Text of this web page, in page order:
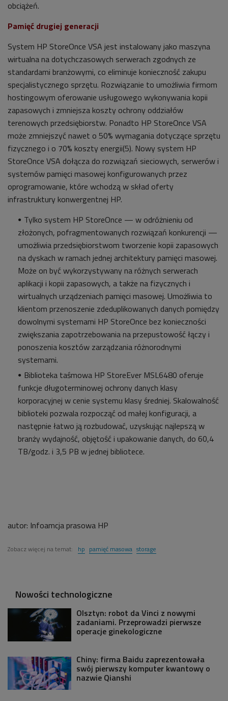
obciążeń.
Pamięć drugiej generacji
System HP StoreOnce VSA jest instalowany jako maszyna
wirtualna na dotychczasowych serwerach zgodnych ze
standardami branżowymi, co eliminuje konieczność zakupu
specjalistycznego sprzętu. Rozwiązanie to umożliwia firmom
hostingowym oferowanie usługowego wykonywania kopii
zapasowych i zmniejsza koszty ochrony oddziałów
terenowych przedsiębiorstw. Ponadto HP StoreOnce VSA
może zmniejszyć nawet o 50% wymagania dotyczące sprzętu
fizycznego i o 70% koszty energii(5). Nowy system HP
StoreOnce VSA dołącza do rozwiązań sieciowych, serwerów i
systemów pamięci masowej konfigurowanych przez
oprogramowanie, które wchodzą w skład oferty
infrastruktury konwergentnej HP.
Tylko system HP StoreOnce — w odróżnieniu od
złożonych, pofragmentowanych rozwiązań konkurencji —
umożliwia przedsiębiorstwom tworzenie kopii zapasowych
na dyskach w ramach jednej architektury pamięci masowej.
Może on być wykorzystywany na różnych serwerach
aplikacji i kopii zapasowych, a także na fizycznych i
wirtualnych urządzeniach pamięci masowej. Umożliwia to
klientom przenoszenie zdeduplikowanych danych pomiędzy
dowolnymi systemami HP StoreOnce bez konieczności
zwiększania zapotrzebowania na przepustowość łączy i
ponoszenia kosztów zarządzania różnorodnymi
systemami.
Biblioteka taśmowa HP StoreEver MSL6480 oferuje
funkcje długoterminowej ochrony danych klasy
korporacyjnej w cenie systemu klasy średniej. Skalowalność
biblioteki pozwala rozpocząć od małej konfiguracji, a
następnie łatwo ją rozbudować, uzyskując najlepszą w
branży wydajność, objętość i upakowanie danych, do 60,4
TB/godz. i 3,5 PB w jednej bibliotece.
autor: Infoamcja prasowa HP
Zobacz więcej na temat: hp pamięć masowa storage
Nowości technologiczne
Olsztyn: robot da Vinci z nowymi
zadaniami. Przeprowadzi pierwsze
operacje ginekologiczne
Chiny: firma Baidu zaprezentowała
swój pierwszy komputer kwantowy o
nazwie Qianshi